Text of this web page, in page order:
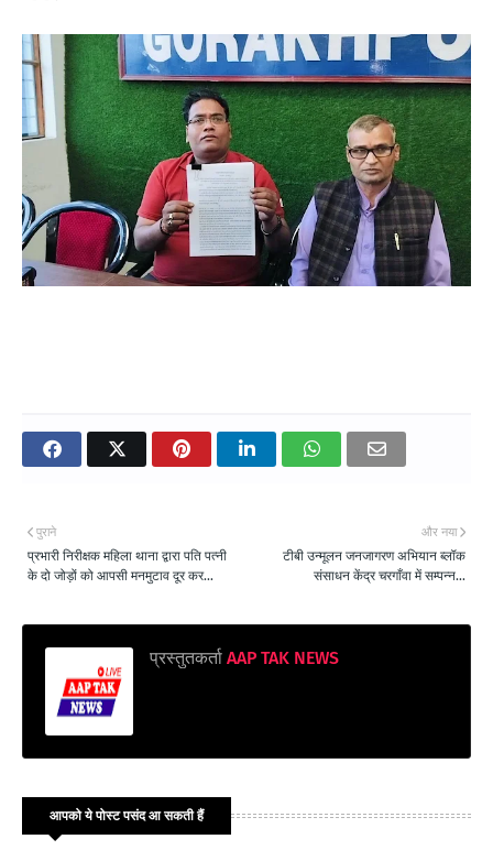
और नया
टीबी उन्मूलन जनजागरण अभियान ब्लॉक
संसाधन केंद्र चरगाँवा में सम्पन्न...
पुराने
प्रभारी निरीक्षक महिला थाना द्वारा पति पत्नी
के दो जोड़ों को आपसी मनमुटाव दूर कर...
प्रस्तुतकर्ता AAP TAK NEWS
आपको ये पोस्ट पसंद आ सकती हैं